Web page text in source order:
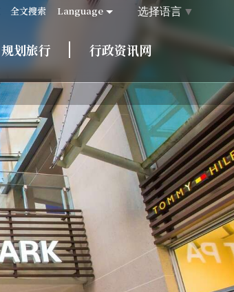
全文搜索 Language 选择语言 ▼
规划旅行 行政资讯网